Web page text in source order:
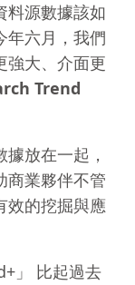
料源數據該如
年六月，我們
強大、介面更
Trend
放在一起，
商業夥伴不管
效的挖掘與應
」 比起過去